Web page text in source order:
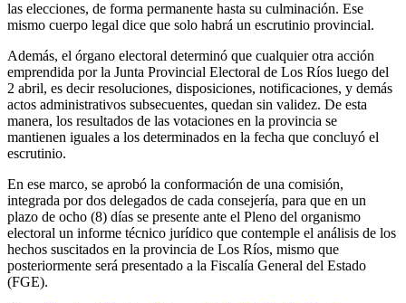
las elecciones, de forma permanente hasta su culminación. Ese
mismo cuerpo legal dice que solo habrá un escrutinio provincial.
Además, el órgano electoral determinó que cualquier otra acción
emprendida por la Junta Provincial Electoral de Los Ríos luego del
2 abril, es decir resoluciones, disposiciones, notificaciones, y demás
actos administrativos subsecuentes, quedan sin validez. De esta
manera, los resultados de las votaciones en la provincia se
mantienen iguales a los determinados en la fecha que concluyó el
escrutinio.
En ese marco, se aprobó la conformación de una comisión,
integrada por dos delegados de cada consejería, para que en un
plazo de ocho (8) días se presente ante el Pleno del organismo
electoral un informe técnico jurídico que contemple el análisis de los
hechos suscitados en la provincia de Los Ríos, mismo que
posteriormente será presentado a la Fiscalía General del Estado
(FGE).